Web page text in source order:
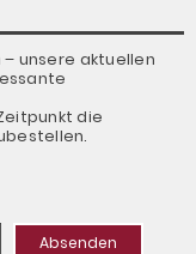
unsere aktuellen
die
Absenden